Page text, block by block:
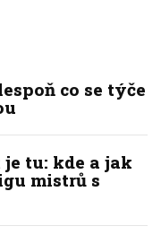
co se týče
tu: kde a jak
mistrů s